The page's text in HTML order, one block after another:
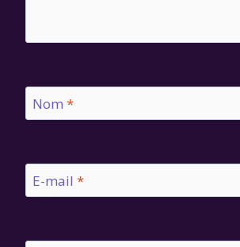
Nom *
E-mail *